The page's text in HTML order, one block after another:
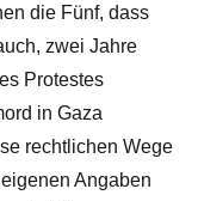
die Fünf, dass
zwei Jahre
Protestes
in Gaza
rechtlichen Wege
Angaben